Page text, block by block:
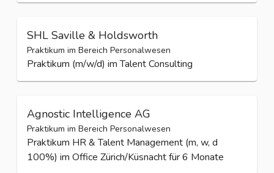
SHL Saville & Holdsworth
Praktikum im Bereich Personalwesen
Praktikum (m/w/d) im Talent Consulting
Agnostic Intelligence AG
Praktikum im Bereich Personalwesen
Praktikum HR & Talent Management (m, w, d
100%) im Office Zürich/Küsnacht für 6 Monate